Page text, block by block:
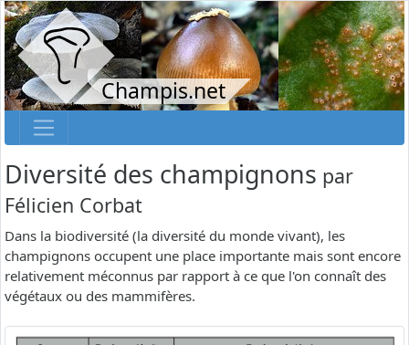
Champis.net
Diversité des champignons par
Félicien Corbat
Dans la biodiversité (la diversité du monde vivant), les
champignons occupent une place importante mais sont encore
relativement méconnus par rapport à ce que l'on connaît des
végétaux ou des mammifères.